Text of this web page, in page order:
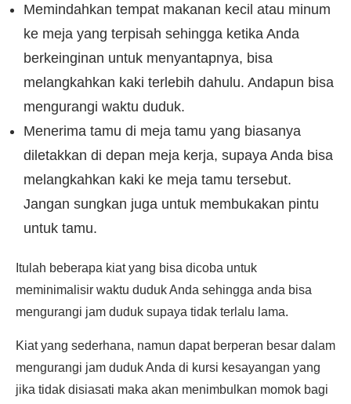
Memindahkan tempat makanan kecil atau minum
ke meja yang terpisah sehingga ketika Anda
berkeinginan untuk menyantapnya, bisa
melangkahkan kaki terlebih dahulu. Andapun bisa
mengurangi waktu duduk.
Menerima tamu di meja tamu yang biasanya
diletakkan di depan meja kerja, supaya Anda bisa
melangkahkan kaki ke meja tamu tersebut.
Jangan sungkan juga untuk membukakan pintu
untuk tamu.
Itulah beberapa kiat yang bisa dicoba untuk
meminimalisir waktu duduk Anda sehingga anda bisa
mengurangi jam duduk supaya tidak terlalu lama.
Kiat yang sederhana, namun dapat berperan besar dalam
mengurangi jam duduk Anda di kursi kesayangan yang
jika tidak disiasati maka akan menimbulkan momok bagi